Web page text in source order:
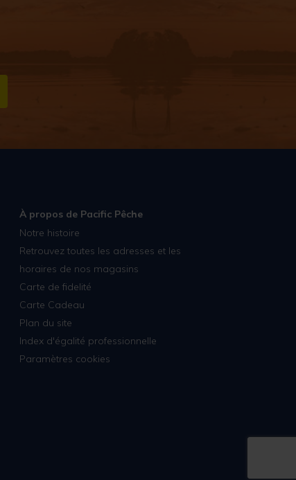
À propos de Pacific Pêche
Notre histoire
Retrouvez toutes les adresses et les
horaires de nos magasins
Carte de fidelité
Carte Cadeau
Plan du site
Index d'égalité professionnelle
Paramètres cookies